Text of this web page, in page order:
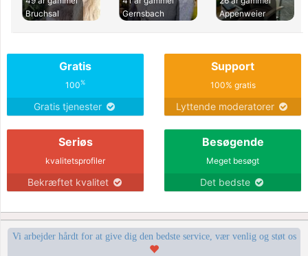
Bruchsal
Gernsbach
Appenweier
Gratis
100%
Gratis tjenester
Support
100% gratis
Lyttende moderatorer
Seriøs
kvalitetsprofiler
Bekræftet kvalitet
Besøgende
Meget besøgt
Det bedste
Vi arbejder hårdt for at give dig den bedste service, vær venlig og støt os